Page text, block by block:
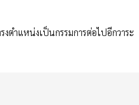
ตำแหน่งเป็นกรรมการต่อไปอีกวาระ